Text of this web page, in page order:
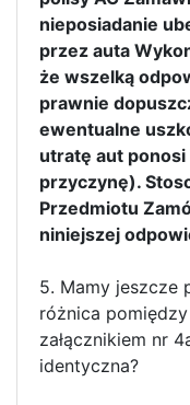
nieposiadanie
przez auta
że wszelką
prawnie
ewentualne
utratę aut
przyczynę).
Przedmiotu
niniejszej
5. Mamy jeszcze
różnica
załącznikiem nr
identyczna?